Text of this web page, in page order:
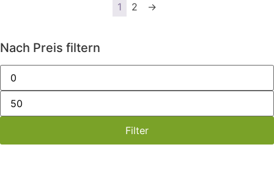
1 2 →
Nach Preis filtern
Filter